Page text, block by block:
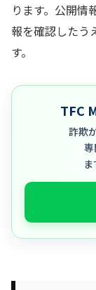
ります。公開情
報を確認したう
す。
TFC
詐欺
専